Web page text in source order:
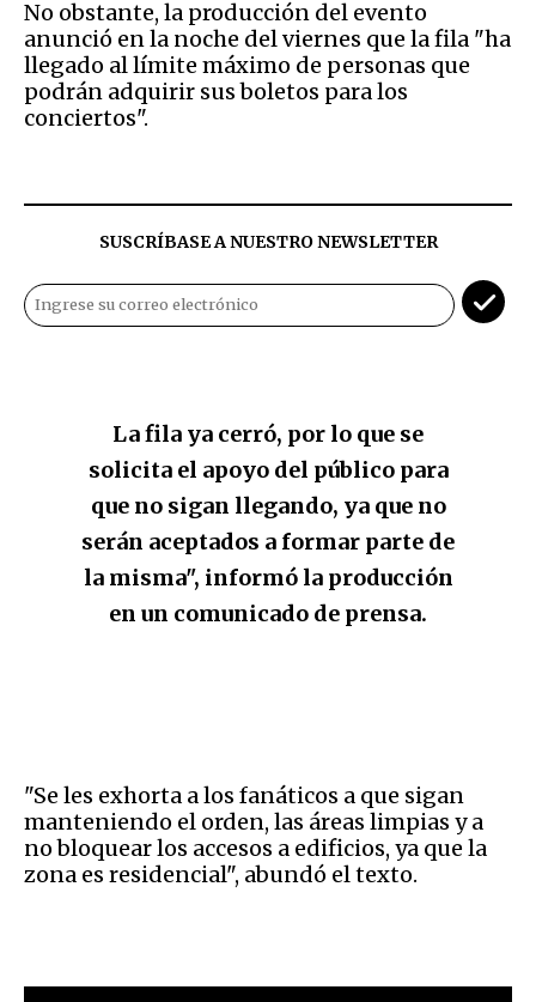
No obstante, la producción del evento
anunció en la noche del viernes que la fila "ha
llegado al límite máximo de personas que
podrán adquirir sus boletos para los
conciertos".
SUSCRÍBASE A NUESTRO NEWSLETTER
La fila ya cerró, por lo que se
solicita el apoyo del público para
que no sigan llegando, ya que no
serán aceptados a formar parte de
la misma", informó la producción
en un comunicado de prensa.
"Se les exhorta a los fanáticos a que sigan
manteniendo el orden, las áreas limpias y a
no bloquear los accesos a edificios, ya que la
zona es residencial", abundó el texto.